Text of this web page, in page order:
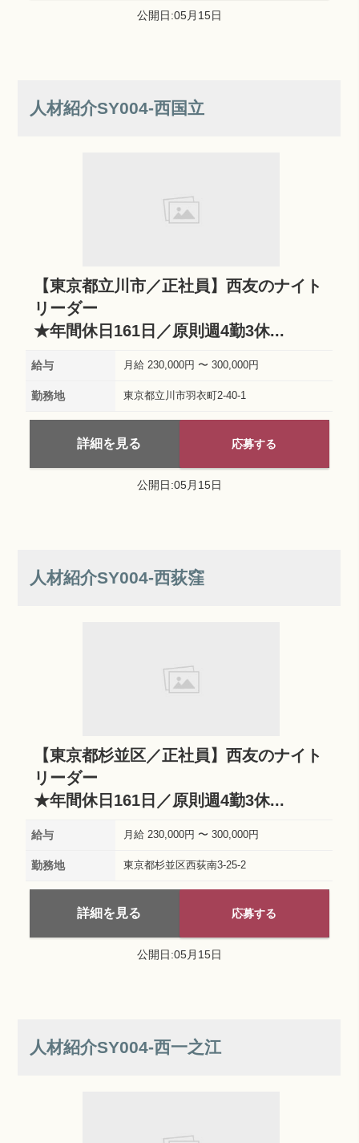
公開日:05月15日
人材紹介SY004‐西国立
【東京都立川市／正社員】西友のナイト
リーダー
★年間休日161日／原則週4勤3休...
給与 月給 230,000円 〜 300,000円
勤務地 東京都立川市羽衣町2-40-1
応募する
詳細を見る
公開日:05月15日
人材紹介SY004‐西荻窪
【東京都杉並区／正社員】西友のナイト
リーダー
★年間休日161日／原則週4勤3休...
給与 月給 230,000円 〜 300,000円
勤務地 東京都杉並区西荻南3-25-2
応募する
詳細を見る
公開日:05月15日
人材紹介SY004‐西一之江